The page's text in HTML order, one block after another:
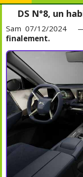
DS N°8, un
Sam 07/12/
finalement.